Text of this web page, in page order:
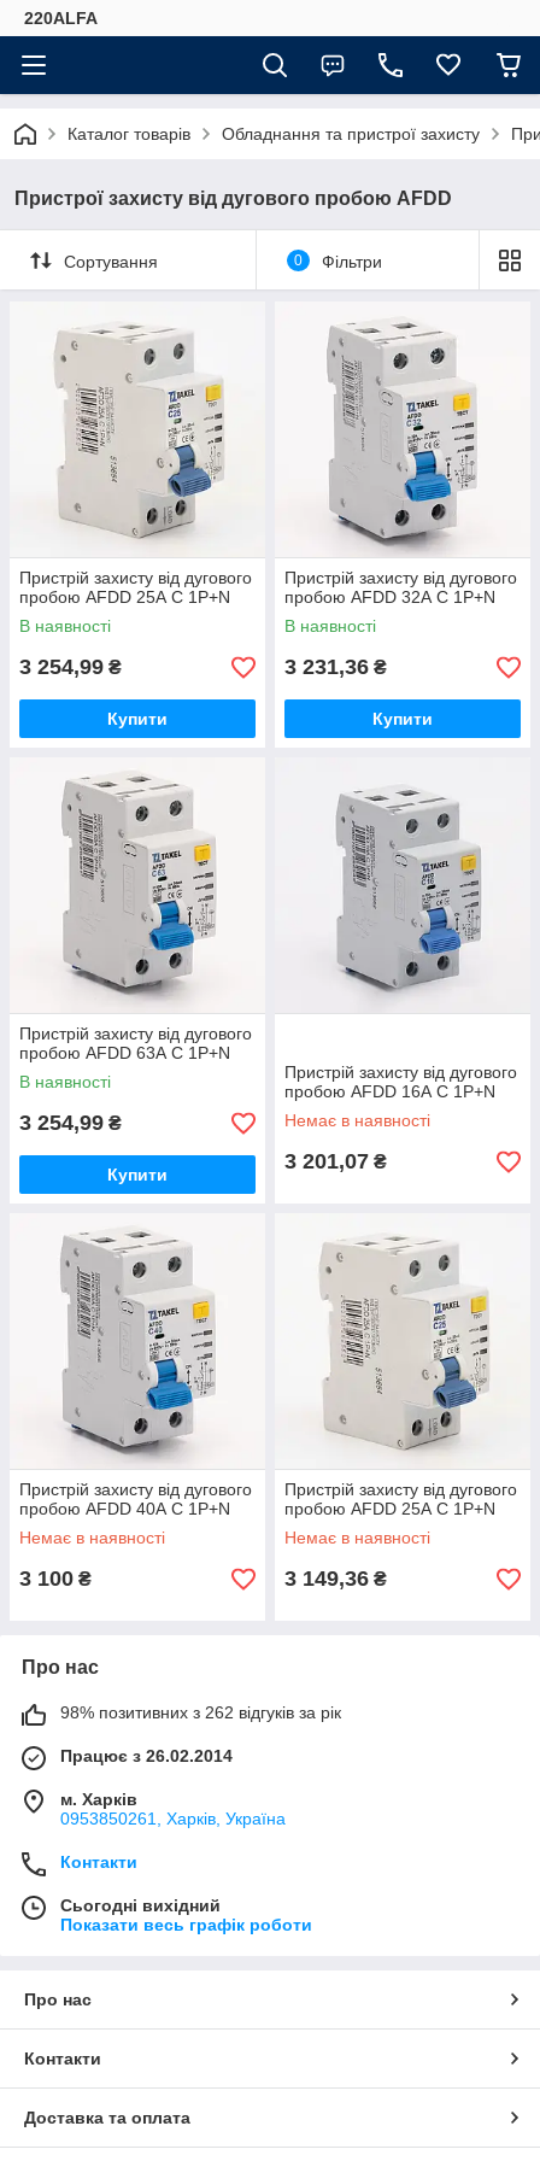
220ALFA
Каталог товарів Обладнання та пристрої захисту
Пристрої захисту від дугового пробою AFDD
Сортування 0 Фільтри
Пристрій захисту від дугового
пробою AFDD 25А С 1P+N
В наявності
3 254,99 ₴
Купити
Пристрій захисту від дугового
пробою AFDD 32А С 1P+N
В наявності
3 231,36 ₴
Купити
Пристрій захисту від дугового
пробою AFDD 63А С 1P+N
В наявності
3 254,99 ₴
Купити
Пристрій захисту від дугового
пробою AFDD 16А С 1P+N
Немає в наявності
3 201,07 ₴
Пристрій захисту від дугового
пробою AFDD 40А С 1P+N
Немає в наявності
3 100 ₴
Пристрій захисту від дугового
пробою AFDD 25А С 1P+N
Немає в наявності
3 149,36 ₴
Про нас
98% позитивних з 262 відгуків за рік
Працює з 26.02.2014
м. Харків
0953850261, Харків, Україна
Контакти
Сьогодні вихідний
Показати весь графік роботи
Про нас
Контакти
Доставка та оплата